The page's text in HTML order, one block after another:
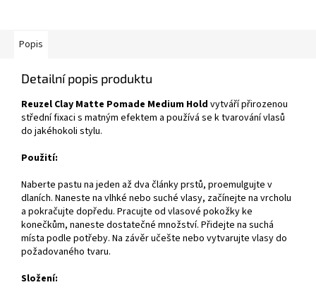
Popis
Detailní popis produktu
Reuzel Clay Matte Pomade Medium Hold vytváří přirozenou
střední fixaci s matným efektem a používá se k tvarování vlasů
do jakéhokoli stylu.
Použití:
Naberte pastu na jeden až dva články prstů, proemulgujte v
dlaních. Naneste na vlhké nebo suché vlasy, začínejte na vrcholu
a pokračujte dopředu. Pracujte od vlasové pokožky ke
konečkům, naneste dostatečné množství. Přidejte na suchá
místa podle potřeby. Na závěr učešte nebo vytvarujte vlasy do
požadovaného tvaru.
Složení: